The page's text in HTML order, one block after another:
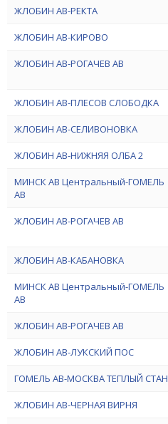
ЖЛОБИН АВ-РЕКТА
ЖЛОБИН АВ-КИРОВО
ЖЛОБИН АВ-РОГАЧЕВ АВ
ЖЛОБИН АВ-ПЛЕСОВ СЛОБОДКА
ЖЛОБИН АВ-СЕЛИВОНОВКА
ЖЛОБИН АВ-НИЖНЯЯ ОЛБА 2
МИНСК АВ Центральный-ГОМЕЛЬ
АВ
ЖЛОБИН АВ-РОГАЧЕВ АВ
ЖЛОБИН АВ-КАБАНОВКА
МИНСК АВ Центральный-ГОМЕЛЬ
АВ
ЖЛОБИН АВ-РОГАЧЕВ АВ
ЖЛОБИН АВ-ЛУКСКИЙ ПОС
ГОМЕЛЬ АВ-МОСКВА ТЕПЛЫЙ СТАН
ЖЛОБИН АВ-ЧЕРНАЯ ВИРНЯ